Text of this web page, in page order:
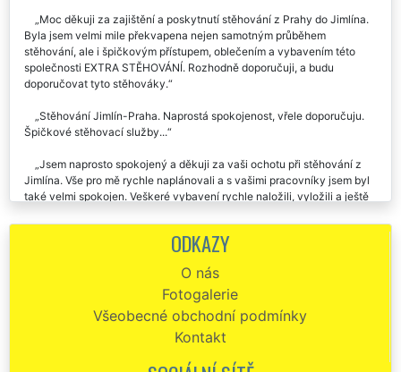
Moc děkuji za zajištění a poskytnutí stěhování z Prahy do Jimlína.
Byla jsem velmi mile překvapena nejen samotným průběhem
stěhování, ale i špičkovým přístupem, oblečením a vybavením této
společnosti EXTRA STĚHOVÁNÍ. Rozhodně doporučuji, a budu
Stěhování Jimlín-Praha. Naprostá spokojenost, vřele doporučuju.
Jsem naprosto spokojený a děkuji za vaši ochotu při stěhování z
Jimlína. Vše pro mě rychle naplánovali a s vašimi pracovníky jsem byl
mě dovezli zpět k mému autu. Moc děkuji.
Děkuji za profesionální přístup a velkou pomoc. Stěhování z Jimlína
do Prahy proběhlo hladce a cena byla více než příznivá. Mohu jen
EXTRA STĚHOVÁNÍ mohu doporučit! Byla jsem příjemně
překvapena, jak byl celý team stěhováků super ochotný, milý a celé
stěhování v Jimlíně s nimi proběhlo bez problémů a velmi
ODKAZY
O nás
Fotogalerie
Všeobecné obchodní podmínky
Kontakt